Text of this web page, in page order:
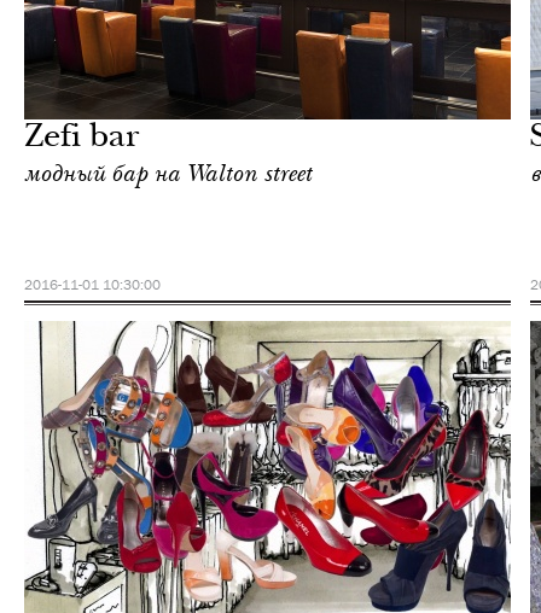
Zefi bar
модный бар на Walton street
2016-11-01 10:30:00